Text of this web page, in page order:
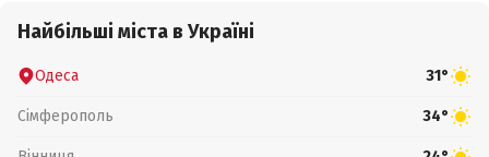
Найбільші міста в Україні
Одеса 31°
Сімферополь 34°